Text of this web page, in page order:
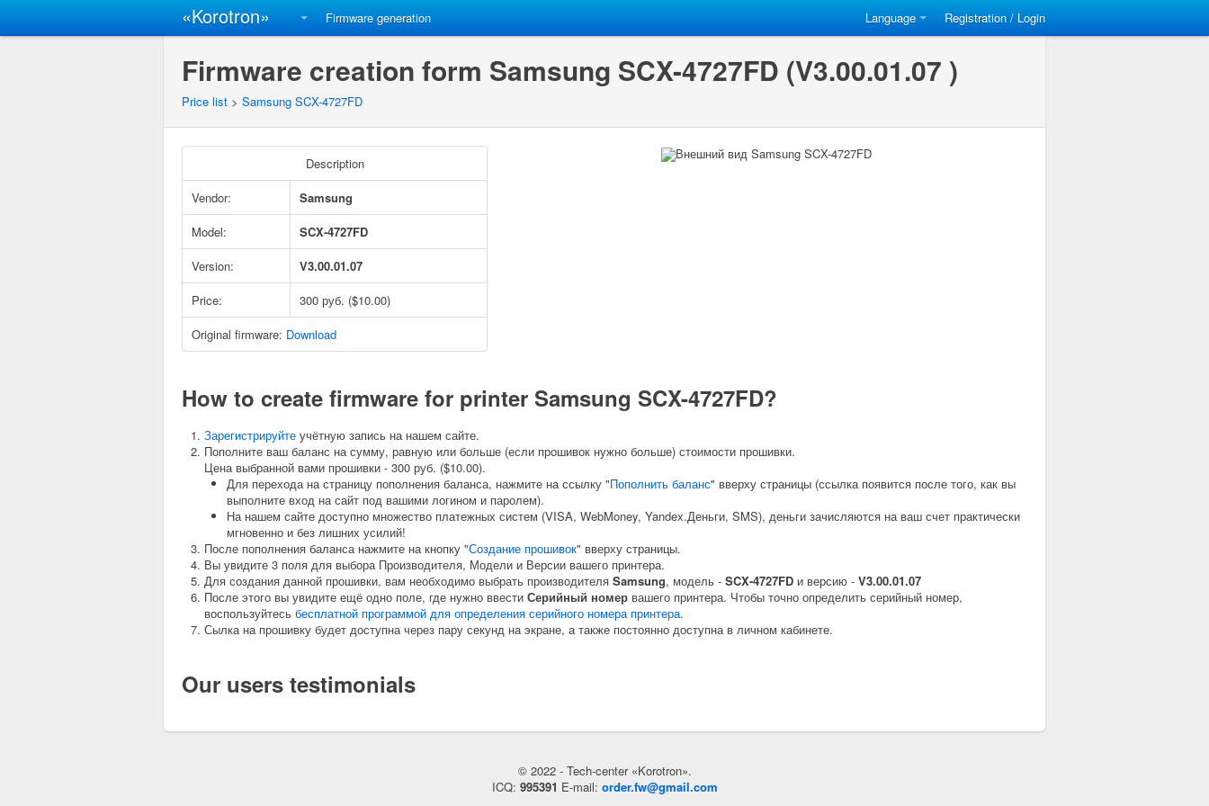
«Korotron» Firmware generation Language Registration / Login
Firmware creation form Samsung SCX-4727FD (V3.00.01.07 )
Price list > Samsung SCX-4727FD
Description
Vendor:
Samsung
Model:
SCX-4727FD
Version:
V3.00.01.07
Price:
300 руб. ($10.00)
Original firmware: Download
How to create firmware for printer Samsung SCX-4727FD?
Зарегистрируйте учётную запись на нашем сайте.
Пополните ваш баланс на сумму, равную или больше (если прошивок нужно больше) стоимости прошивки.
Цена выбранной вами прошивки - 300 руб. ($10.00).
Для перехода на страницу пополнения баланса, нажмите на ссылку "Пополнить баланс" вверху страницы (ссылка появится после того, как вы
выполните вход на сайт под вашими логином и паролем).
На нашем сайте доступно множество платежных систем (VISA, WebMoney, Yandex.Деньги, SMS), деньги зачисляются на ваш счет практически
мгновенно и без лишних усилий!
После пополнения баланса нажмите на кнопку "Создание прошивок" вверху страницы.
Вы увидите 3 поля для выбора Производителя, Модели и Версии вашего принтера.
Для создания данной прошивки, вам необходимо выбрать производителя Samsung, модель - SCX-4727FD и версию - V3.00.01.07
После этого вы увидите ещё одно поле, где нужно ввести Серийный номер вашего принтера. Чтобы точно определить серийный номер,
воспользуйтесь бесплатной программой для определения серийного номера принтера.
Сылка на прошивку будет доступна через пару секунд на экране, а также постоянно доступна в личном кабинете.
Our users testimonials
© 2022 - Tech-center «Korotron».
ICQ: 995391 E-mail: order.fw@gmail.com